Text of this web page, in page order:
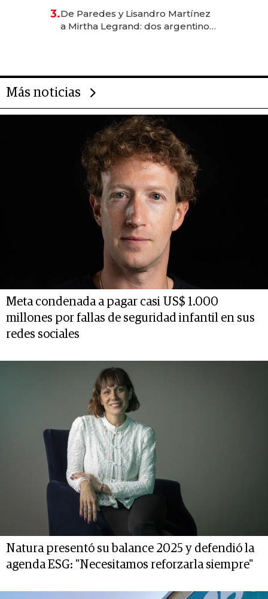
las marcas "fast premium"
3.De Paredes y Lisandro Martínez
a Mirtha Legrand: dos argentinos
Más noticias
Meta condenada a pagar casi US$ 1.000
millones por fallas de seguridad infantil en sus
redes sociales
Natura presentó su balance 2025 y defendió la
agenda ESG: "Necesitamos reforzarla siempre"